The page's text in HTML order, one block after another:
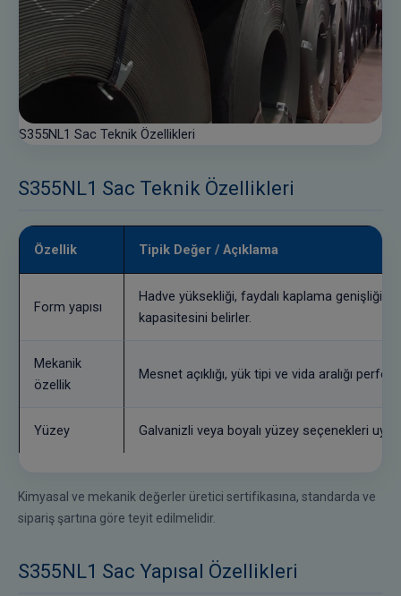
S355NL1 Sac Teknik Özellikleri
S355NL1 Sac Teknik Özellikleri
Özellik Tipik Değer / Açıklama
Form yapısı
Hadve yüksekliği, faydalı kaplama genişliği ve
kapasitesini belirler.
Mekanik
özellik
Mesnet açıklığı, yük tipi ve vida aralığı
Yüzey Galvanizli veya boyalı yüzey seçenekleri
Kimyasal ve mekanik değerler üretici sertifikasına, standarda ve
sipariş şartına göre teyit edilmelidir.
S355NL1 Sac Yapısal Özellikleri